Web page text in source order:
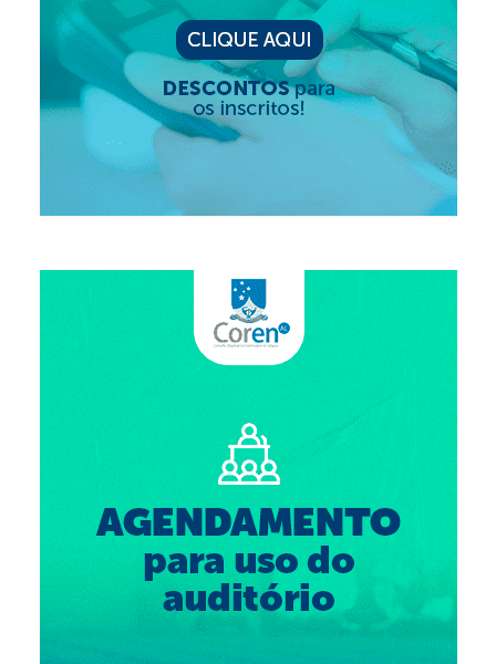
Processos Éticos
Censura Pública
Suspensão do Exercício Profissional
Para Você
Procedimento para registro
Valores dos serviços
Reserva de auditório
Fale Conosco